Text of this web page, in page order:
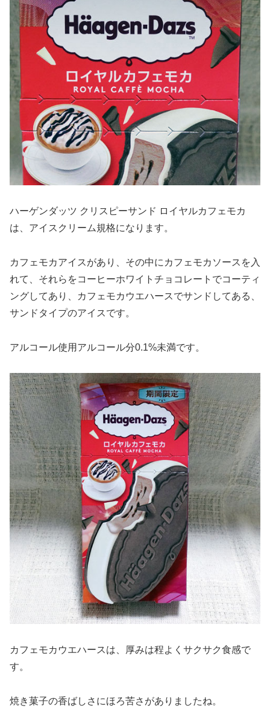
ハーゲンダッツ クリスピーサンド ロイヤルカフェモカ
は、アイスクリーム規格になります。
カフェモカアイスがあり、その中にカフェモカソースを入
れて、それらをコーヒーホワイトチョコレートでコーティ
ングしてあり、カフェモカウエハースでサンドしてある、
サンドタイプのアイスです。
アルコール使用アルコール分0.1%未満です。
カフェモカウエハースは、厚みは程よくサクサク食感で
す。
焼き菓子の香ばしさにほろ苦さがありましたね。